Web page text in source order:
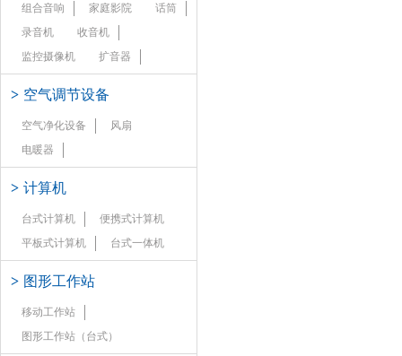
组合音响
家庭影院
话筒
录音机
收音机
监控摄像机
扩音器
> 空气调节设备
空气净化设备
风扇
电暖器
> 计算机
台式计算机
便携式计算机
平板式计算机
台式一体机
> 图形工作站
移动工作站
图形工作站（台式）